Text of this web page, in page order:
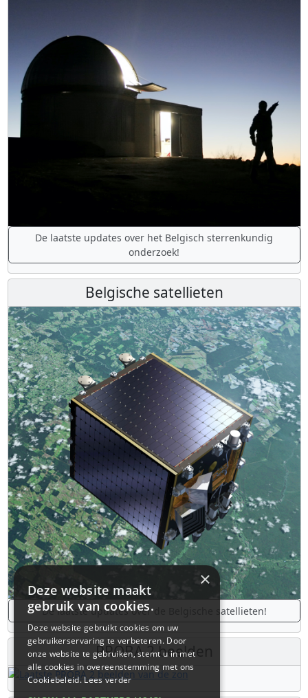
De laatste updates over het Belgisch sterrenkundig
onderzoek!
Belgische satellieten
De laatste updates over de Belgische satellieten!
PROBA 2 beelden
×
Deze website maakt
gebruik van cookies.
Deze website gebruikt cookies om uw
gebruikerservaring te verbeteren. Door
onze website te gebruiken, stemt u in met
alle cookies in overeenstemming met ons
Cookiebeleid.Lees verder